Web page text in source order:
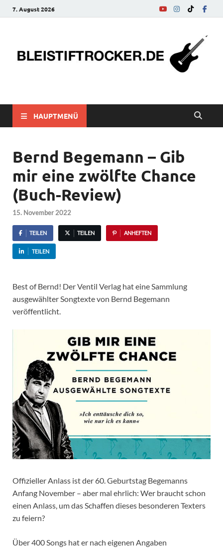
7. August 2026
bleistiftrocker.de
HAUPTMENÜ
Bernd Begemann – Gib
mir eine zwölfte Chance
(Buch-Review)
15. November 2022
TEILEN TEILEN ANHEFTEN
TEILEN
Best of Bernd! Der Ventil Verlag hat eine Sammlung
ausgewählter Songtexte von Bernd Begemann
veröffentlicht.
Offizieller Anlass ist der 60. Geburtstag Begemanns
Anfang November – aber mal ehrlich: Wer braucht schon
einen Anlass, um das Schaffen dieses besonderen Texters
zu feiern?
Über 400 Songs hat er nach eigenen Angaben